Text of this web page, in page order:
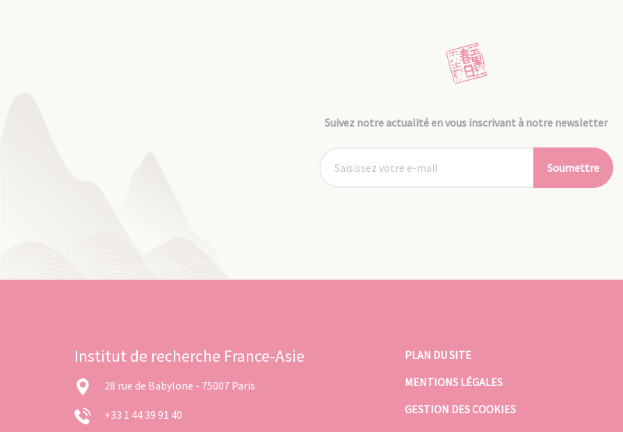
Suivez notre actualité en vous inscrivant à notre newsletter
Soumettre
Institut de recherche France-Asie
28 rue de Babylone - 75007 Paris
+33 1 44 39 91 40
PLAN DU SITE
MENTIONS LÉGALES
GESTION DES COOKIES